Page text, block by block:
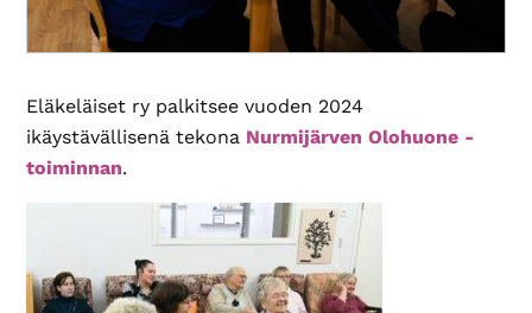
Eläkeläiset ry palkitsee vuoden 2024
ikäystävällisenä tekona Nurmijärven Olohuone -
toiminnan.